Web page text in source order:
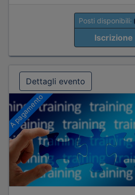
Posti disponibili:
Iscrizione
Dettagli evento
A pagamento